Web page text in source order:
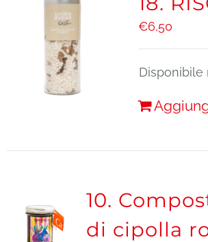
€6,50
Disponibile
10.
di cipolla